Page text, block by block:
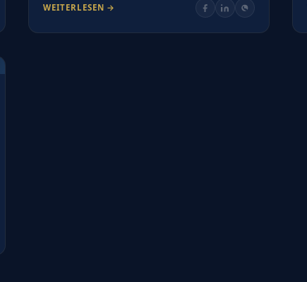
WEITERLESEN →